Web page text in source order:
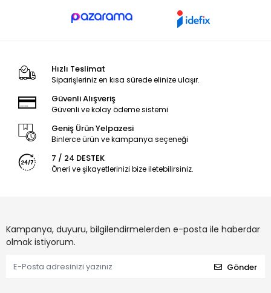
Hızlı Teslimat
Siparişleriniz en kısa sürede elinize ulaşır.
Güvenli Alışveriş
Güvenli ve kolay ödeme sistemi
Geniş Ürün Yelpazesi
Binlerce ürün ve kampanya seçeneği
7 / 24 DESTEK
Öneri ve şikayetlerinizi bize iletebilirsiniz.
Kampanya, duyuru, bilgilendirmelerden e-posta ile haberdar
olmak istiyorum.
Gönder